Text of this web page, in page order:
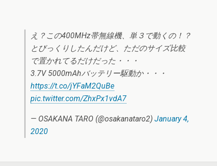
え？この400MHz帯無線機、単３で動くの！？
とびっくりしたんだけど、ただのサイズ比較
で置かれてるだけだった・・・
3.7V 5000mAhバッテリー駆動か・・・
https://t.co/jYFaM2QuBe
pic.twitter.com/ZhxPx1vdA7
— OSAKANA TARO (@osakanataro2) January 4,
2020